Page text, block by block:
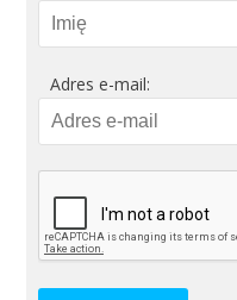
Adres e-mail: